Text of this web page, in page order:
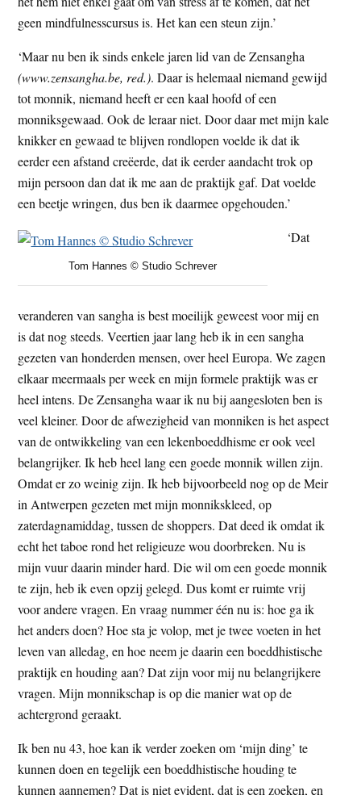
geen mindfulnesscursus is. Het kan een steun zijn.’
‘Maar nu ben ik sinds enkele jaren lid van de Zensangha
(www.zensangha.be, red.). Daar is helemaal niemand gewijd
tot monnik, niemand heeft er een kaal hoofd of een
monniksgewaad. Ook de leraar niet. Door daar met mijn kale
knikker en gewaad te blijven rondlopen voelde ik dat ik
eerder een afstand creëerde, dat ik eerder aandacht trok op
mijn persoon dan dat ik me aan de praktijk gaf. Dat voelde
een beetje wringen, dus ben ik daarmee opgehouden.’
Tom Hannes © Studio Schrever
‘Dat
veranderen van sangha is best moeilijk geweest voor mij en
is dat nog steeds. Veertien jaar lang heb ik in een sangha
gezeten van honderden mensen, over heel Europa. We zagen
elkaar meermaals per week en mijn formele praktijk was er
heel intens. De Zensangha waar ik nu bij aangesloten ben is
veel kleiner. Door de afwezigheid van monniken is het aspect
van de ontwikkeling van een lekenboeddhisme er ook veel
belangrijker. Ik heb heel lang een goede monnik willen zijn.
Omdat er zo weinig zijn. Ik heb bijvoorbeeld nog op de Meir
in Antwerpen gezeten met mijn monnikskleed, op
zaterdagnamiddag, tussen de shoppers. Dat deed ik omdat ik
echt het taboe rond het religieuze wou doorbreken. Nu is
mijn vuur daarin minder hard. Die wil om een goede monnik
te zijn, heb ik even opzij gelegd. Dus komt er ruimte vrij
voor andere vragen. En vraag nummer één nu is: hoe ga ik
het anders doen? Hoe sta je volop, met je twee voeten in het
leven van alledag, en hoe neem je daarin een boeddhistische
praktijk en houding aan? Dat zijn voor mij nu belangrijkere
vragen. Mijn monnikschap is op die manier wat op de
achtergrond geraakt.
Ik ben nu 43, hoe kan ik verder zoeken om ‘mijn ding’ te
kunnen doen en tegelijk een boeddhistische houding te
kunnen aannemen? Dat is niet evident, dat is een zoeken, en